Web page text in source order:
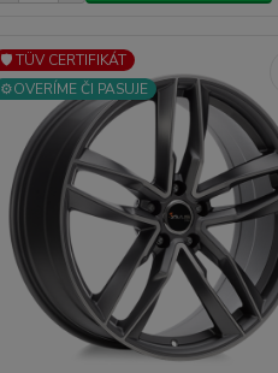
🛡️ TÜV CERTIFIKÁT
⚙️OVERÍME ČI PASUJE